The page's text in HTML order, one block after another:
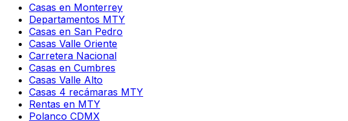
Casas en Monterrey
Departamentos MTY
Casas en San Pedro
Casas Valle Oriente
Carretera Nacional
Casas en Cumbres
Casas Valle Alto
Casas 4 recámaras MTY
Rentas en MTY
Polanco CDMX